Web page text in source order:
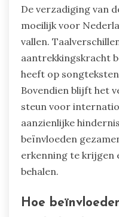
De verzadiging van
moeilijk voor
vallen.
aantrekkingskracht
heeft op
Bovendien blijft het
steun voor
aanzienlijke
beïnvloeden
erkenning te krijgen
behalen.
Hoe